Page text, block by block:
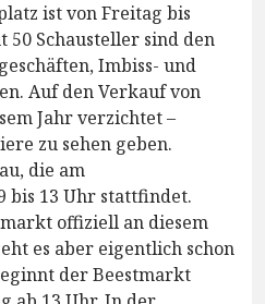
ist von Freitag bis
50 Schausteller sind den
Imbiss- und
Auf den Verkauf von
Jahr verzichtet –
zu sehen geben.
die am
bis 13 Uhr stattfindet.
offiziell an diesem
es aber eigentlich schon
der Beestmarkt